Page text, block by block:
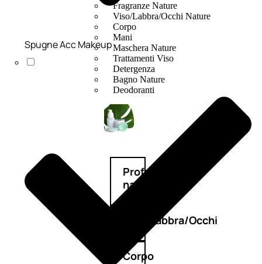
Fragranze Nature
Viso/Labbra/Occhi Nature
Corpo
Mani
Maschera Nature
Trattamenti Viso
Detergenza
Bagno Nature
Deodoranti
Profumi
nature
Viso/Labbra/Occhi
Corpo
Spugne Acc Makeup